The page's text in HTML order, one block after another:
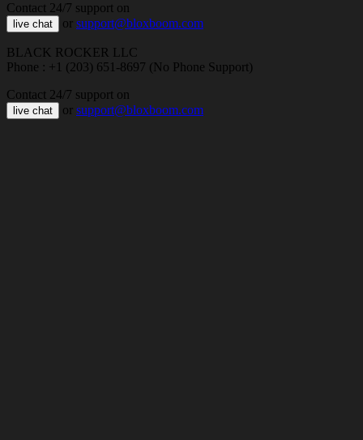
Contact 24/7 support on
live chat or support@bloxboom.com
BLACK ROCKER LLC
Phone : +1 (203) 651-8697 (No Phone Support)
Contact 24/7 support on
live chat or support@bloxboom.com